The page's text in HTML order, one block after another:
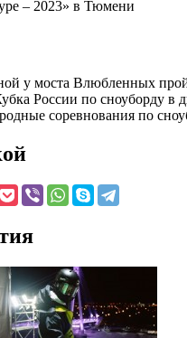
– 2023» в Тюмени
у моста Влюбленных
России по сноуборду в
соревнования по